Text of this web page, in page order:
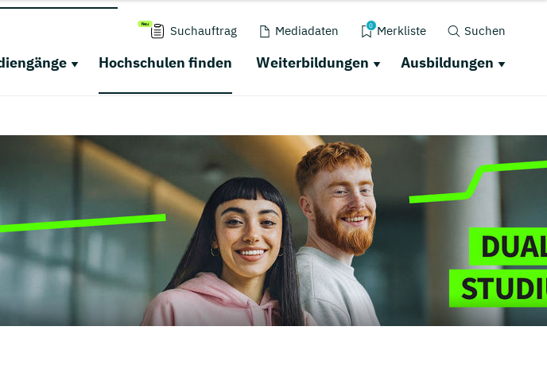
Suchauftrag Mediadaten 0 Merkliste Suchen
Hochschulen finden Weiterbildungen Ausbildungen